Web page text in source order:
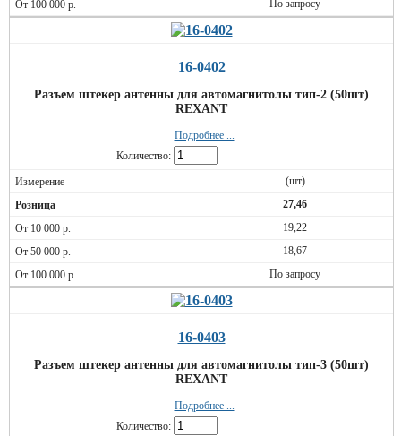
По запросу
16-0402
Разъем штекер антенны для автомагнитолы тип-2 (50шт)
REXANT
Подробнее ...
Количество:
(шт)
27,46
19,22
18,67
По запросу
16-0403
Разъем штекер антенны для автомагнитолы тип-3 (50шт)
REXANT
Подробнее ...
Количество: